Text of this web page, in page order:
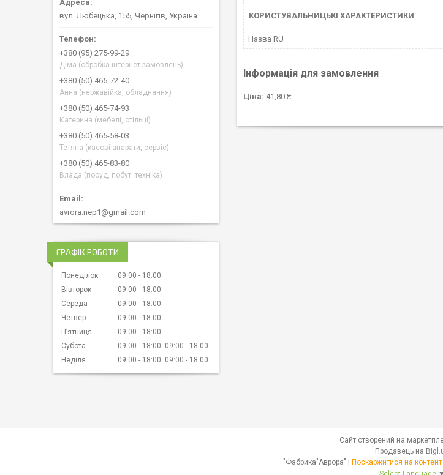
КОРИСТУВАЛЬНИЦЬКІ ХАРАКТЕРИСТИКИ
Назва RU
Інформація для замовлення
Ціна: 41,80 ₴
вул. Любецька, 155, Чернігів, Україна
+380 (95) 275-99-29
Діма (обробка інтернет-замовлень)
+380 (50) 465-72-40
Анна (нержавійка, обладнання)
+380 (50) 465-74-93
Катерина (мебелі, стільці)
+380 (50) 465-58-03
Тетяна (касові апарати, сервіс)
+380 (50) 465-83-80
Влада (посуд, побут. техніка)
avrora.nep1@gmail.com
ГРАФІК РОБОТИ
Понеділок 09:00
18:00
Вівторок
09:00
18:00
Середа
09:00
18:00
Четвер
09:00
18:00
Пʼятниця
09:00
18:00
Субота
09:00 18:00 09:00
18:00
Неділя
09:00 18:00 09:00 18:00
Сайт створений на
Продавець на
Поскаржитися на контент